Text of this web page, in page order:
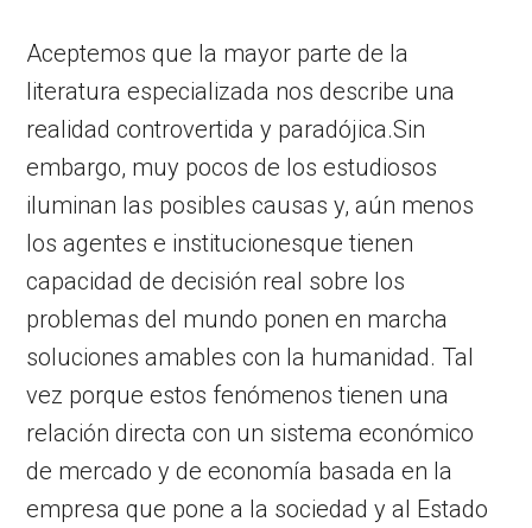
Aceptemos que la mayor parte de la
literatura especializada nos describe una
realidad controvertida y paradójica.Sin
embargo, muy pocos de los estudiosos
iluminan las posibles causas y, aún menos
los agentes e institucionesque tienen
capacidad de decisión real sobre los
problemas del mundo ponen en marcha
soluciones amables con la humanidad. Tal
vez porque estos fenómenos tienen una
relación directa con un sistema económico
de mercado y de economía basada en la
empresa que pone a la sociedad y al Estado